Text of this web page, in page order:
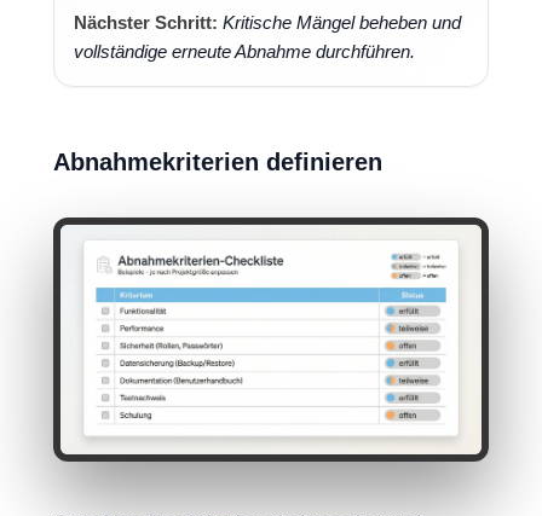
Nächster Schritt: Kritische Mängel beheben und
vollständige erneute Abnahme durchführen.
Abnahmekriterien definieren